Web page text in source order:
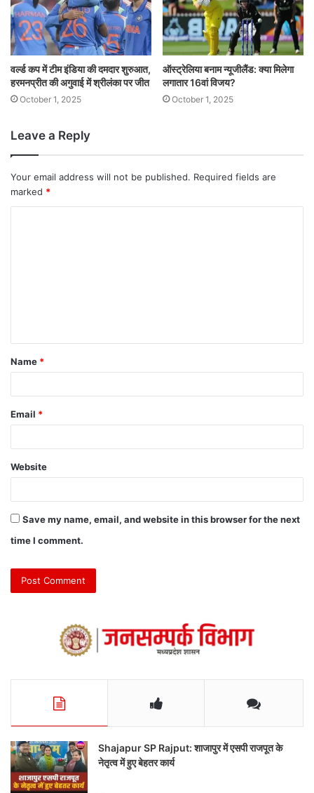
वर्ल्ड कप में टीम इंडिया की दमदार शुरुआत,
हरमनप्रीत की अगुवाई में श्रीलंका पर जीत
October 1, 2025
ऑस्ट्रेलिया बनाम न्यूजीलैंड: क्या मिलेगा
लगातार 16वां विजय?
October 1, 2025
Leave a Reply
Your email address will not be published. Required fields are
marked *
Name *
Email *
Website
Save my name, email, and website in this browser for the next
time I comment.
Shajapur SP Rajput: शाजापुर में एसपी राजपूत के
नेतृत्व में हुए बेहतर कार्य